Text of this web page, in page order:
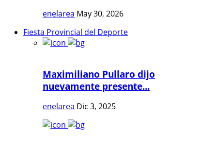
enelarea May 30, 2026
Fiesta Provincial del Deporte
Maximiliano Pullaro dijo
nuevamente presente...
enelarea Dic 3, 2025